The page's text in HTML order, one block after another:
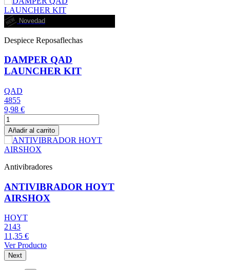
Novedad
Despiece Reposaflechas
DAMPER QAD
LAUNCHER KIT
QAD
4855
9,98 €
Añadir al carrito
Antivibradores
ANTIVIBRADOR HOYT
AIRSHOX
HOYT
2143
11,35 €
Ver Producto
Next